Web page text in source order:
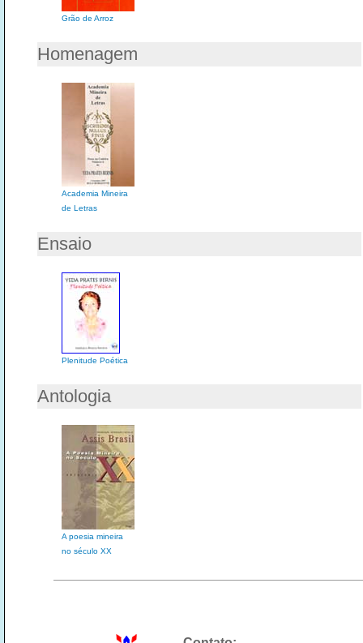
Grão de Arroz
Homenagem
Academia Mineira
de Letras
Ensaio
Plenitude Poética
Antologia
A poesia mineira
no século XX